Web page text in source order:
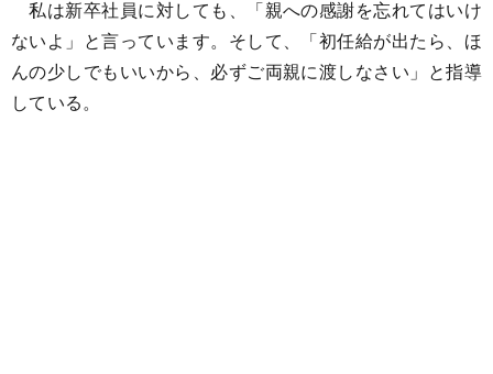
私は新卒社員に対しても、「親への感謝を忘れてはいけ
ないよ」と言っています。そして、「初任給が出たら、ほ
んの少しでもいいから、必ずご両親に渡しなさい」と指導
している。